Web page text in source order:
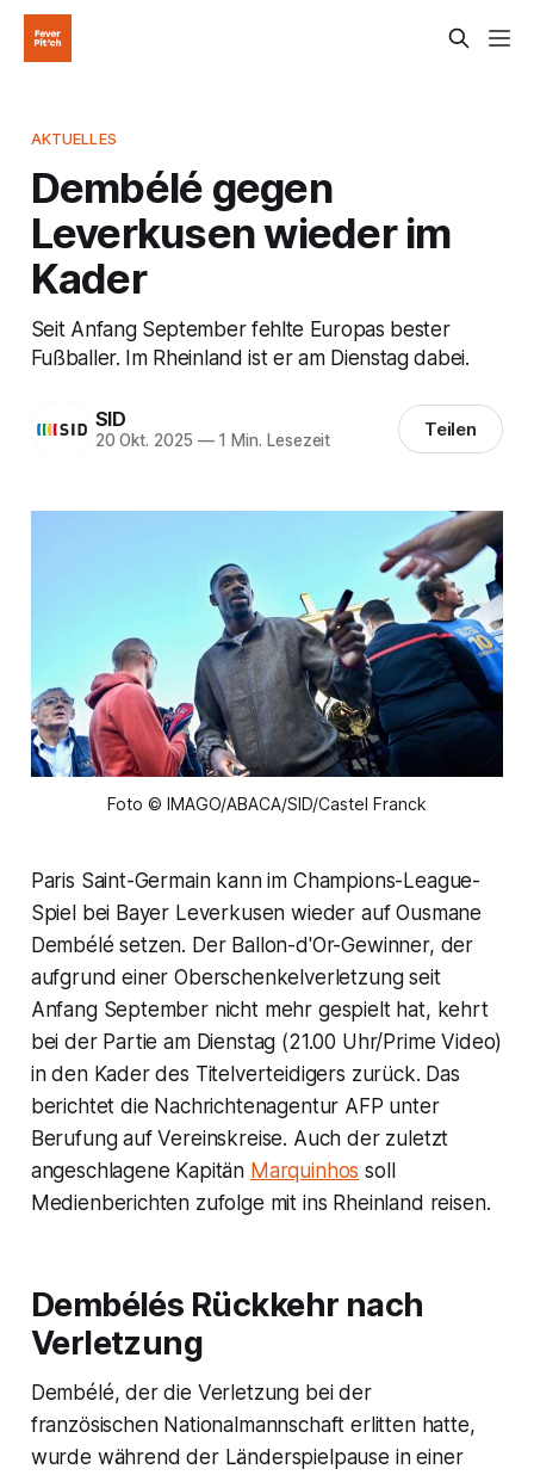
AKTUELLES
Dembélé gegen
Leverkusen wieder im
Kader
Seit Anfang September fehlte Europas bester
Fußballer. Im Rheinland ist er am Dienstag dabei.
SID
20 Okt. 2025 —1 Min. Lesezeit Teilen
Foto © IMAGO/ABACA/SID/Castel Franck
Paris Saint-Germain kann im Champions-League-
Spiel bei Bayer Leverkusen wieder auf Ousmane
Dembélé setzen. Der Ballon-d'Or-Gewinner, der
aufgrund einer Oberschenkelverletzung seit
Anfang September nicht mehr gespielt hat, kehrt
bei der Partie am Dienstag (21.00 Uhr/Prime Video)
in den Kader des Titelverteidigers zurück. Das
berichtet die Nachrichtenagentur AFP unter
Berufung auf Vereinskreise. Auch der zuletzt
angeschlagene Kapitän Marquinhos soll
Medienberichten zufolge mit ins Rheinland reisen.
Dembélés Rückkehr nach
Verletzung
Dembélé, der die Verletzung bei der
französischen Nationalmannschaft erlitten hatte,
wurde während der Länderspielpause in einer